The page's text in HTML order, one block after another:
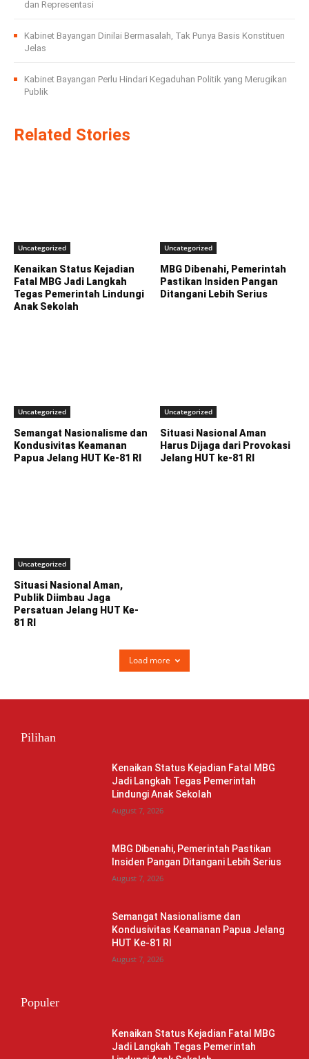
dan Representasi
Kabinet Bayangan Dinilai Bermasalah, Tak Punya Basis Konstituen
Jelas
Kabinet Bayangan Perlu Hindari Kegaduhan Politik yang Merugikan
Publik
Related Stories
Uncategorized
Kenaikan Status Kejadian
Fatal MBG Jadi Langkah
Tegas Pemerintah Lindungi
Anak Sekolah
Uncategorized
MBG Dibenahi, Pemerintah
Pastikan Insiden Pangan
Ditangani Lebih Serius
Uncategorized
Semangat Nasionalisme dan
Kondusivitas Keamanan
Papua Jelang HUT Ke-81 RI
Uncategorized
Situasi Nasional Aman
Harus Dijaga dari Provokasi
Jelang HUT ke-81 RI
Uncategorized
Situasi Nasional Aman,
Publik Diimbau Jaga
Persatuan Jelang HUT Ke-
81 RI
Load more
Pilihan
Kenaikan Status Kejadian Fatal MBG
Jadi Langkah Tegas Pemerintah
Lindungi Anak Sekolah
August 7, 2026
MBG Dibenahi, Pemerintah Pastikan
Insiden Pangan Ditangani Lebih Serius
August 7, 2026
Semangat Nasionalisme dan
Kondusivitas Keamanan Papua Jelang
HUT Ke-81 RI
August 7, 2026
Populer
Kenaikan Status Kejadian Fatal MBG
Jadi Langkah Tegas Pemerintah